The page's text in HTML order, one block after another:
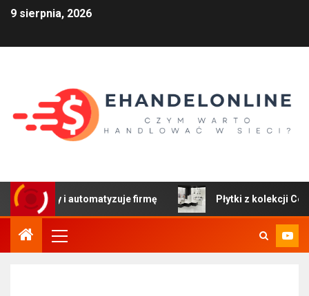
9 sierpnia, 2026
automatyzuje firmę Płytki z kolekcji Colors: Ekspresja